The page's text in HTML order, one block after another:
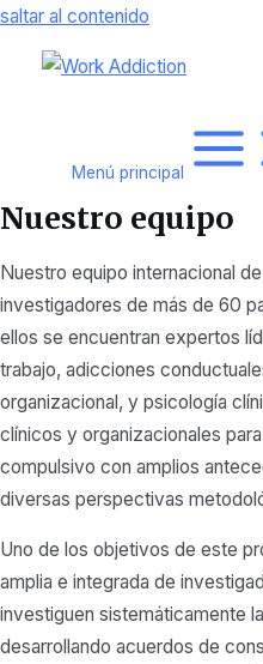
saltar al contenido
Menú principal
Nuestro equipo
Nuestro equipo internacional
investigadores de más de 60
ellos se encuentran expertos
trabajo, adicciones
organizacional, y psicología
clínicos y organizacionales
compulsivo con amplios
diversas perspectivas
Uno de los objetivos de este
amplia e integrada de
investiguen sistemáticamente
desarrollando acuerdos de